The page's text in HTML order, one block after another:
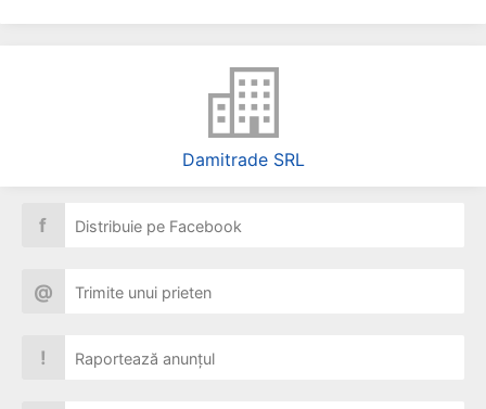
Damitrade SRL
f Distribuie pe Facebook
@ Trimite unui prieten
! Raportează anunțul